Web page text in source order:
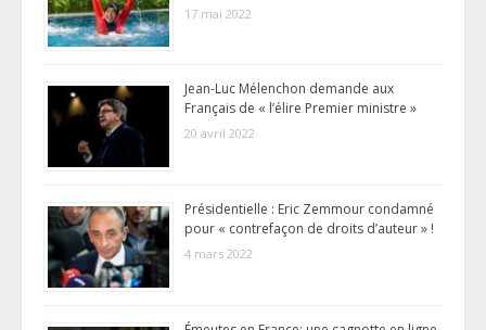
17 mai 2022
Jean-Luc Mélenchon demande aux
Français de « l’élire Premier ministre »
20 avril 2022
Présidentielle : Eric Zemmour condamné
pour « contrefaçon de droits d’auteur » !
4 mars 2022